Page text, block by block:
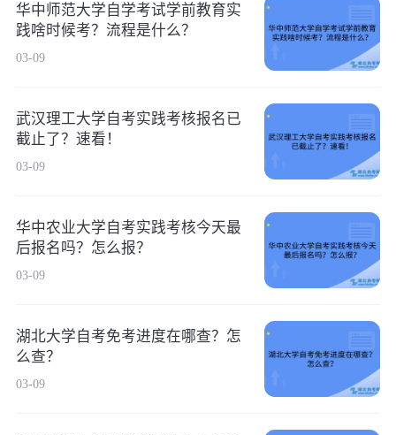
华中师范大学自学考试学前教育实
践啥时候考？流程是什么？
03-09
武汉理工大学自考实践考核报名已
截止了？速看！
03-09
华中农业大学自考实践考核今天最
后报名吗？怎么报？
03-09
湖北大学自考免考进度在哪查？怎
么查？
03-09